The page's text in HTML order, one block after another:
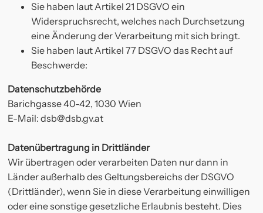
Sie haben laut Artikel 21 DSGVO ein
Widerspruchsrecht, welches nach Durchsetzung
eine Änderung der Verarbeitung mit sich bringt.
Sie haben laut Artikel 77 DSGVO das Recht auf
Beschwerde:
Datenschutzbehörde
Barichgasse 40-42, 1030 Wien
E-Mail:dsb@dsb.gv.at
Datenübertragung in Drittländer
Wir übertragen oder verarbeiten Daten nur dann in
Länder außerhalb des Geltungsbereichs der DSGVO
(Drittländer), wenn Sie in diese Verarbeitung einwilligen
oder eine sonstige gesetzliche Erlaubnis besteht. Dies